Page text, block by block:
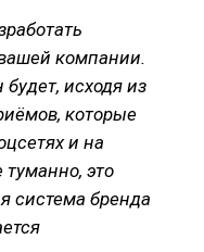
компании.
исходя из
которые
и на
туманно, это
система бренда